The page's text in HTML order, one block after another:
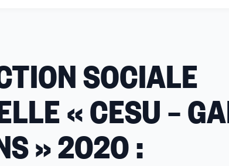
SOCIALE
« CESU –
» 2020 :